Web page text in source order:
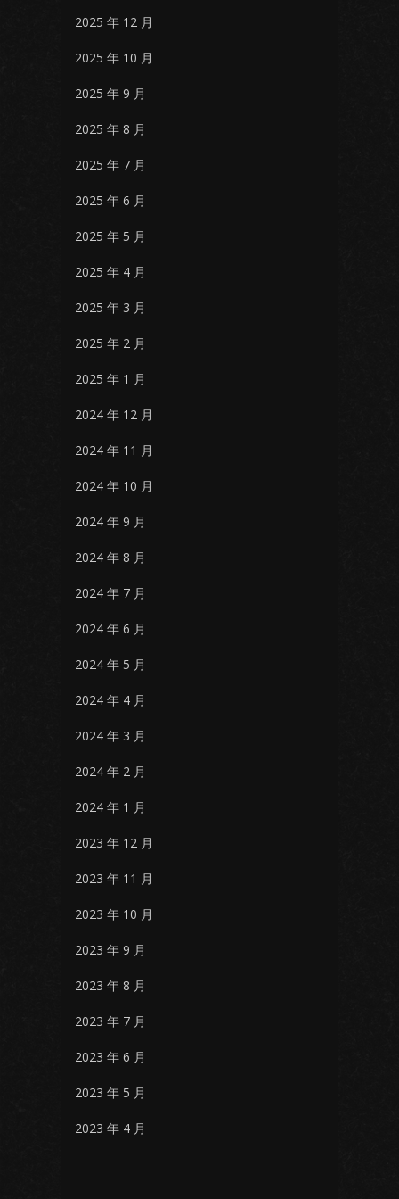
2025 年 12 月
2025 年 10 月
2025 年 9 月
2025 年 8 月
2025 年 7 月
2025 年 6 月
2025 年 5 月
2025 年 4 月
2025 年 3 月
2025 年 2 月
2025 年 1 月
2024 年 12 月
2024 年 11 月
2024 年 10 月
2024 年 9 月
2024 年 8 月
2024 年 7 月
2024 年 6 月
2024 年 5 月
2024 年 4 月
2024 年 3 月
2024 年 2 月
2024 年 1 月
2023 年 12 月
2023 年 11 月
2023 年 10 月
2023 年 9 月
2023 年 8 月
2023 年 7 月
2023 年 6 月
2023 年 5 月
2023 年 4 月